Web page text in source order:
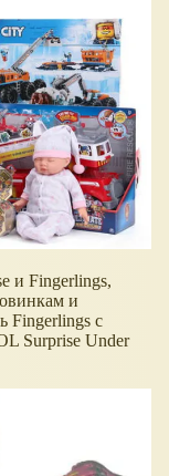
и Fingerlings,
и
Fingerlings с
Surprise Under